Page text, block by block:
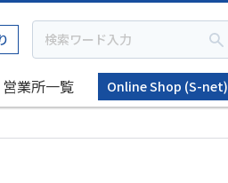
営業所一覧
Online Shop (S-net)